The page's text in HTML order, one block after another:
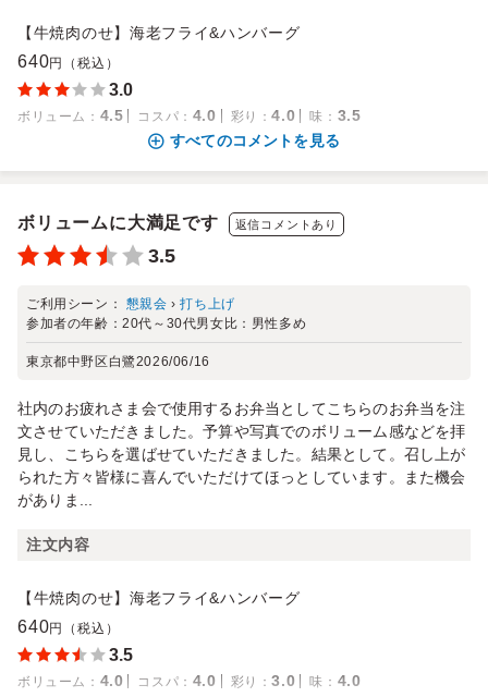
【牛焼肉のせ】海老フライ&ハンバーグ
640円（税込）
3.0
ボリューム ： 4.5 コスパ ： 4.0 彩り ：4.0 味 ： 3.5
すべてのコメントを見る
ボリュームに大満足です 返信コメントあり
3.5
ご利用シーン： 懇親会 ›打ち上げ
参加者の年齢：20代～30代男女比： 男性多め
東京都中野区白鷺2026/06/16
社内のお疲れさま会で使用するお弁当としてこちらのお弁当を注
文させていただきました。予算や写真でのボリューム感などを拝
見し、こちらを選ばせていただきました。結果として。召し上が
られた方々皆様に喜んでいただけてほっとしています。また機会
がありま...
注文内容
【牛焼肉のせ】海老フライ&ハンバーグ
640円（税込）
3.5
ボリューム ： 4.0 コスパ ： 4.0 彩り ：3.0 味 ： 4.0